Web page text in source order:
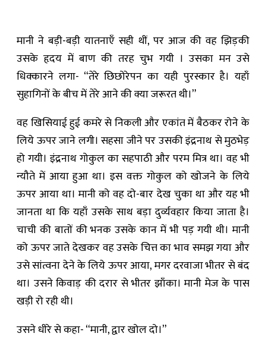
मानी ने बड़ी-बड़ी यातनाएँ सही थीं, पर आज की वह झिड़की
उसके हृदय में बाण की तरह चुभ गयी । उसका मन उसे
धिक्कारने लगा- “तेरे छिछोरेपन का यही पुरस्कार है। यहाँ
सुहागिनों के बीच में तेरे आने की क्या जरूरत थी।”
वह खिसियाई हुई कमरे से निकली और एकांत में बैठकर रोने के
लिये ऊपर जाने लगी। सहसा जीने पर उसकी इंद्रनाथ से मुठभेड़
हो गयी। इंद्रनाथ गोकुल का सहपाठी और परम मित्र था। वह भी
न्यौते में आया हुआ था। इस वक्त गोकुल को खोजने के लिये
ऊपर आया था। मानी को वह दो-बार देख चुका था और यह भी
जानता था कि यहाँ उसके साथ बड़ा दुर्व्यवहार किया जाता है।
चाची की बातों की भनक उसके कान में भी पड़ गयी थी। मानी
को ऊपर जाते देखकर वह उसके चित्त का भाव समझ गया और
उसे सांत्वना देने के लिये ऊपर आया, मगर दरवाजा भीतर से बंद
था। उसने किवाड़ की दरार से भीतर झाँका। मानी मेज के पास
खड़ी रो रही थी।
उसने धीरे से कहा- “मानी, द्वार खोल दो।”